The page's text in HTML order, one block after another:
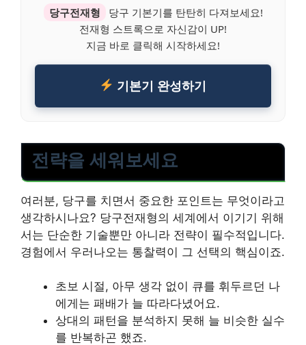
당구전재형
당구 기본기를 탄탄히 다져보세요!
전재형 스트록으로 자신감이 UP!
지금 바로 클릭해 시작하세요!
기본기 완성하기
전략을 세워보세요
여러분, 당구를 치면서 중요한 포인트는 무엇이라고
생각하시나요? 당구전재형의 세계에서 이기기 위해
서는 단순한 기술뿐만 아니라 전략이 필수적입니다.
경험에서 우러나오는 통찰력이 그 선택의 핵심이죠.
초보 시절, 아무 생각 없이 큐를 휘두르던 나
에게는 패배가 늘 따라다녔어요.
상대의 패턴을 분석하지 못해 늘 비슷한 실수
를 반복하곤 했죠.